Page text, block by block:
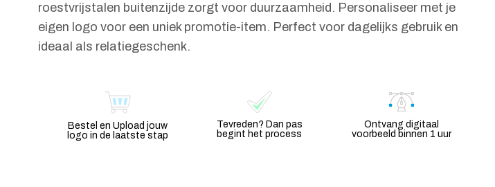
roestvrijstalen buitenzijde zorgt voor duurzaamheid. Personaliseer met je
eigen logo voor een uniek promotie-item. Perfect voor dagelijks gebruik en
ideaal als relatiegeschenk.
Bestel en Upload jouw
logo in de laatste stap
Tevreden? Dan pas
begint het process
Ontvang digitaal
voorbeeld binnen 1 uur